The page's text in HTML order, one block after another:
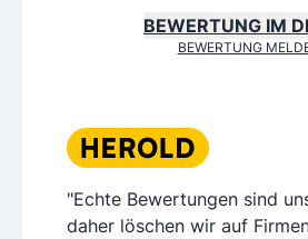
BEWERTUNG IM
BEWERTUNG
"Echte Bewertungen sind
daher löschen wir auf